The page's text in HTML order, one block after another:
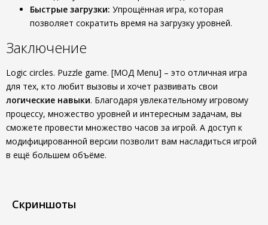
Быстрые загрузки: Упрощённая игра, которая
позволяет сократить время на загрузку уровней.
Заключение
Logic circles. Puzzle game. [МОД Menu] – это отличная игра
для тех, кто любит вызовы и хочет развивать свои
логические навыки. Благодаря увлекательному игровому
процессу, множество уровней и интересным задачам, вы
сможете провести множество часов за игрой. А доступ к
модифицированной версии позволит вам насладиться игрой
в ещё большем объёме.
Скриншоты